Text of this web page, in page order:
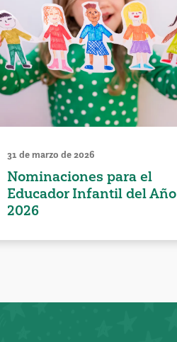
31 de marzo de 2026
Nominaciones para el
Educador Infantil del Año
2026